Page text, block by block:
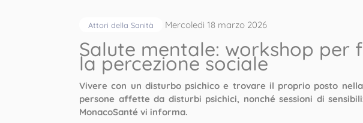
Attori della Sanità Mercoledì 18 marzo 2026
Salute mentale: workshop per
la percezione sociale
Vivere con un disturbo psichico e trovare il proprio posto nella
persone affette da disturbi psichici, nonché sessioni di
MonacoSanté vi informa.